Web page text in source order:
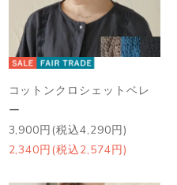
コットンクロシェットベレ
ー
3,900円(税込4,290円)
2,340円(税込2,574円)